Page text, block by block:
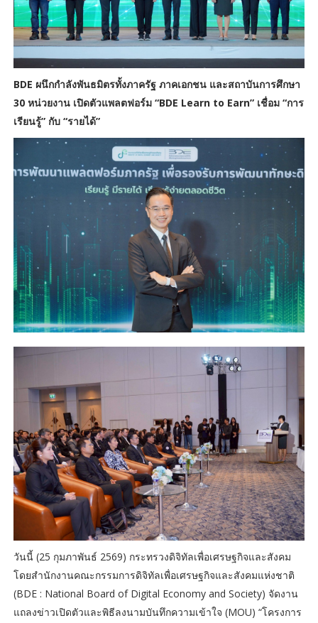
BDE ผนึกกำลังพันธมิตรทั้งภาครัฐ ภาคเอกชน และสถาบันการศึกษา
30 หน่วยงาน เปิดตัวแพลตฟอร์ม “BDE Learn to Earn” เชื่อม “การ
เรียนรู้” กับ “รายได้”
วันนี้ (25 กุมภาพันธ์ 2569) กระทรวงดิจิทัลเพื่อเศรษฐกิจและสังคม
โดยสำนักงานคณะกรรมการดิจิทัลเพื่อเศรษฐกิจและสังคมแห่งชาติ
(BDE : National Board of Digital Economy and Society) จัดงาน
แถลงข่าวเปิดตัวและพิธีลงนามบันทึกความเข้าใจ (MOU) “โครงการ